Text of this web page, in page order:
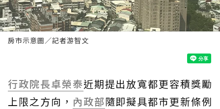
房市示意圖／記者游智文
行政院長卓榮泰近期提出放寬都更容積獎勵
上限之方向， 內政部隨即擬具都市更新條例